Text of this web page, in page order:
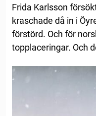
Frida Karlsson
kraschade då in i
förstörd. Och för
topplaceringar. Och